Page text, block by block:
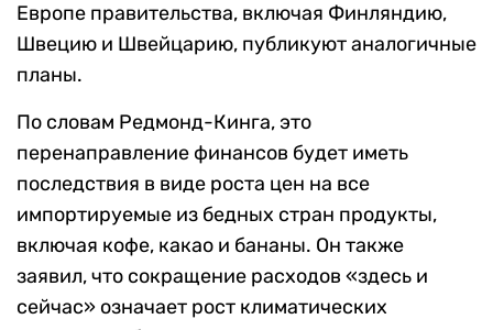
Европе правительства, включая Финляндию,
Швецию и Швейцарию, публикуют аналогичные
планы.
По словам Редмонд-Кинга, это
перенаправление финансов будет иметь
последствия в виде роста цен на все
импортируемые из бедных стран продукты,
включая кофе, какао и бананы. Он также
заявил, что сокращение расходов «здесь и
сейчас» означает рост климатических